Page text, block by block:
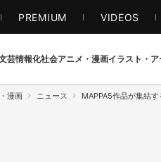
PREMIUM VIDEOS
芸情報化社会アニメ・漫画イラスト・ア
漫画 ニュース MAPPA5作品が集結